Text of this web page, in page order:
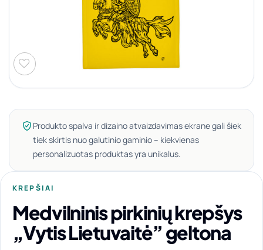
Produkto spalva ir dizaino atvaizdavimas ekrane gali šiek
tiek skirtis nuo galutinio gaminio – kiekvienas
personalizuotas produktas yra unikalus.
KREPŠIAI
Medvilninis pirkinių krepšys
„Vytis Lietuvaitė” geltona